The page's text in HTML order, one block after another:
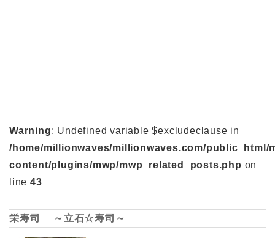
Warning: Undefined variable $excludeclause in
/home/millionwaves/millionwaves.com/public_html/
content/plugins/mwp/mwp_related_posts.php on
line 43
栄寿司 ～立石☆寿司～